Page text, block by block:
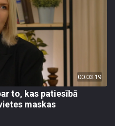
00:03:19
to, kas patiesībā
maskas